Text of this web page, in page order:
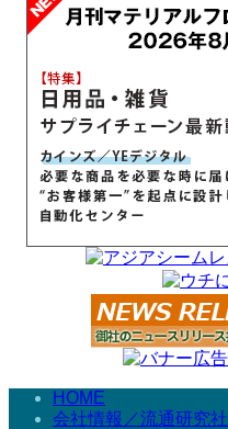
HOME
会社情報／流通研究社